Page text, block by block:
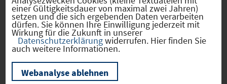
Freising Ost bzw. Erding
Unmittelbare Nähe zum Flughafen
München "Franz Josef Strauß"
einer Gültigkeitsdauer von maximal zwei Jahren)
setzen und die sich ergebenden Daten verarbeiten
dürfen. Sie können Ihre Einwilligung jederzeit mit
Wirkung für die Zukunft in unserer
Datenschutzerklärungwiderrufen. Hier finden Sie
auch weitere Informationen.
Webanalyse ablehnen